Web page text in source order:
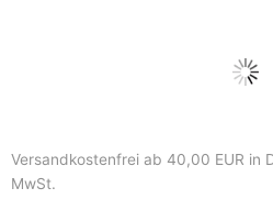
Versandkostenfrei ab 40,00 EUR in
MwSt.